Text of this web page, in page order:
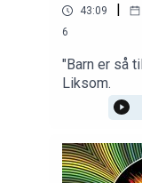
43:09 |
6
"Barn er så
Liksom.